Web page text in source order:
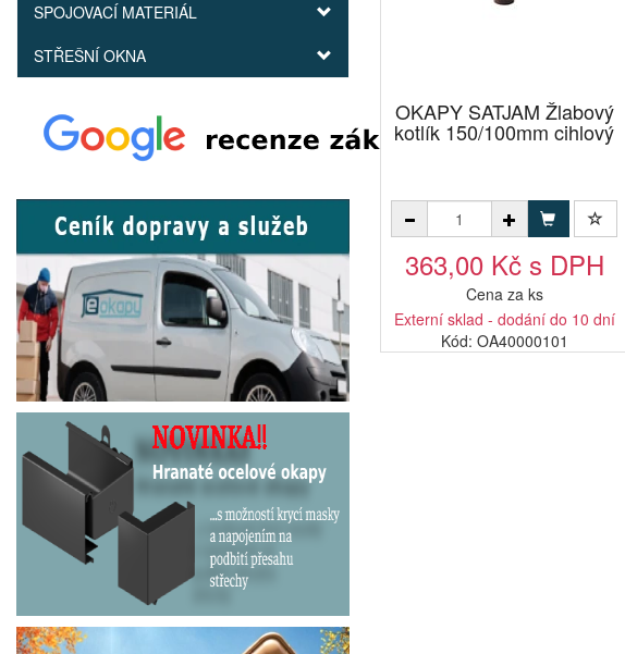
SPOJOVACÍ MATERIÁL
STŘEŠNÍ OKNA
OKAPY SATJAM Žlabový
kotlík 150/100mm cihlový
363,00 Kč s DPH
Cena za ks
Externí sklad - dodání do 10 dní
Kód: OA40000101